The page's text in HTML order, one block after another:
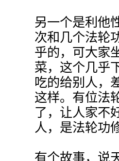
另一个是利他
次和几个法轮
乎的，可大家
菜，这个几乎
吃的给别人，
这样。有位法
了，让人家不
人，是法轮功
有个故事，说